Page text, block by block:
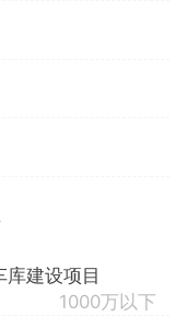
建设项目
1000万以下